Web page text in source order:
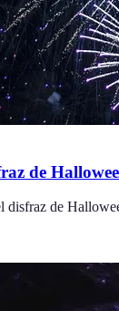
de
disfraz de